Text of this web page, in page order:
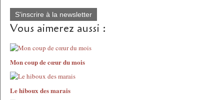
S'inscrire à la newsletter
Vous aimerez aussi :
Mon coup de cœur du mois
Le hiboux des marais